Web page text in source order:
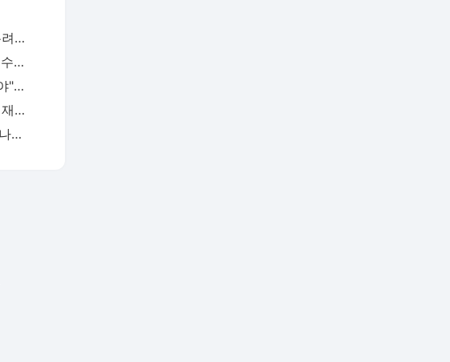
"기업들 입장도"… 박명수 '주 4.5일제 우려'에 누리꾼들 갑론을박 | 한국일보
[단독] 김상민 전 검사, 尹 부부에 '쥴리' 수사 등 검찰 동향 수시 보고 | 한국일보
생방송서 "정신질환 노숙자는 죽여버려야" 충격 발언... 폭스뉴스 진행자 결국 사과 | 한국일보
'11년간 자매 성폭행' 인면수심 학원장… 재산 빼돌리기로 형량 추가 | 한국일보
워싱턴 온 전한길 "찰리 커크가 롤모델, 나도 언제 죽을지 몰라 방탄복 구매" [르포] | 한국일보